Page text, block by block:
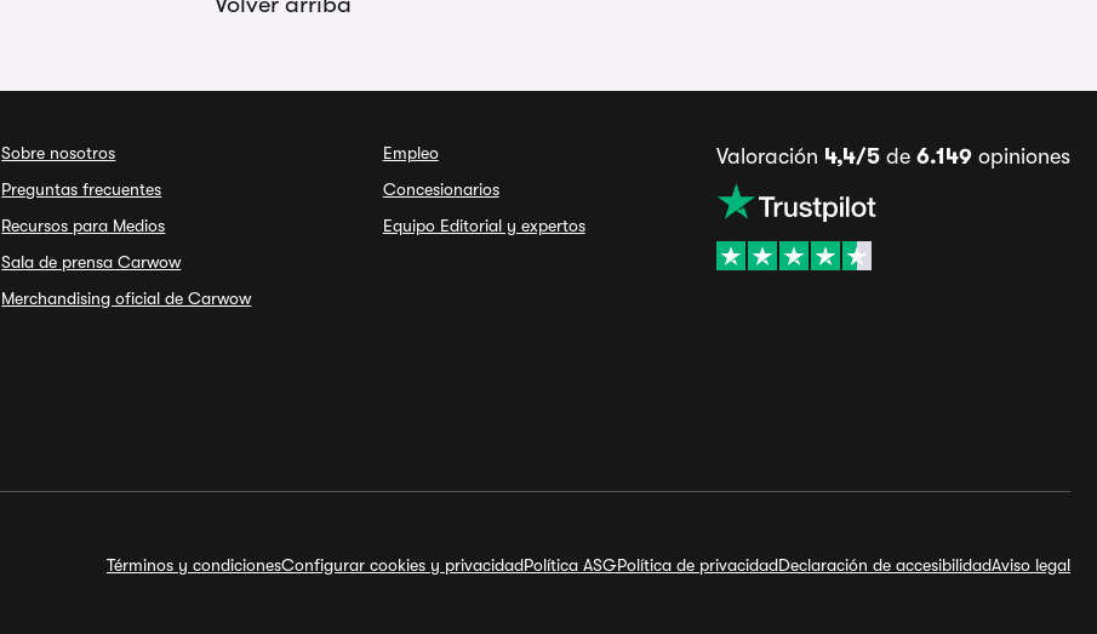
Sobre nosotros
Preguntas frecuentes
Recursos para Medios
Sala de prensa Carwow
Merchandising oficial de Carwow
Empleo
Concesionarios
Equipo Editorial y expertos
Valoración 4,4/5de 6.149opiniones
Términos y condicionesConfigurar cookies y privacidadPolítica ASGPolítica de privacidadDeclaración de accesibilidadAviso legal